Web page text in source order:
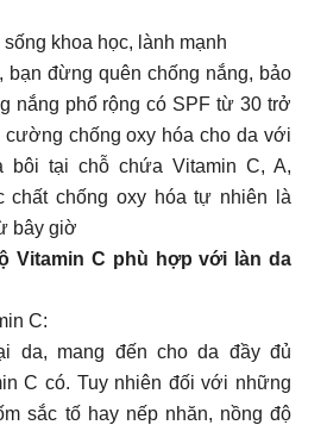
khoa học, lành mạnh
đừng quên chống nắng, bảo
nắng phổ rộng có SPF từ 30 trở
cường chống oxy hóa cho da với
bôi tại chỗ chứa Vitamin C, A,
chất chống oxy hóa tự nhiên là
bây giờ
Vitamin C phù hợp với làn da
C:
da, mang đến cho da đầy đủ
C có. Tuy nhiên đối với những
sắc tố hay nếp nhăn, nồng độ